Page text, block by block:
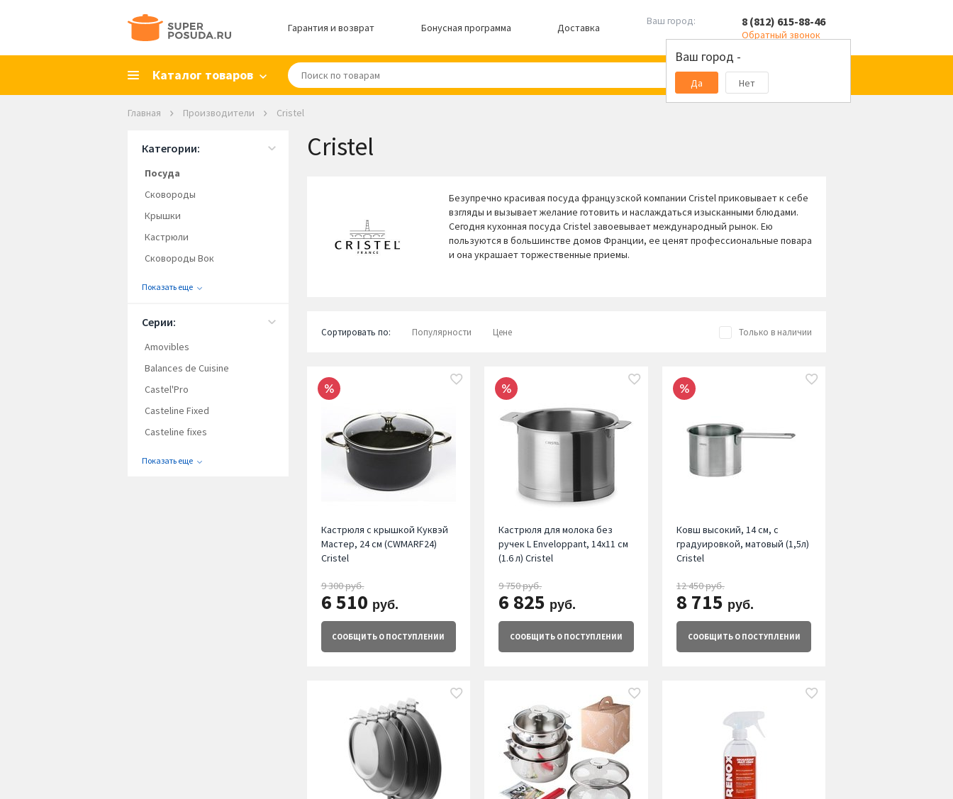
Гарантия и возврат Бонусная программа Доставка
Ваш город:
Ваш город -
Да Нет
8 (812) 615-88-46
Обратный звонок
Каталог товаров
Главная Производители Cristel
Cristel
Безупречно красивая посуда французской компании Cristel приковывает к себе
взгляды и вызывает желание готовить и наслаждаться изысканными блюдами.
Сегодня кухонная посуда Cristel завоевывает международный рынок. Ею
пользуются в большинстве домов Франции, ее ценят профессиональные повара
и она украшает торжественные приемы.
Сортировать по: Популярности Цене Только в наличии
Кастрюля с крышкой Куквэй
Мастер, 24 см (CWMARF24)
Cristel
9 300руб.
6 510 руб.
СООБЩИТЬ О ПОСТУПЛЕНИИ
Кастрюля для молока без
ручек L Enveloppant, 14х11 см
(1.6 л) Cristel
9 750руб.
6 825 руб.
СООБЩИТЬО ПОСТУПЛЕНИИ
Ковш высокий, 14 см, с
градуировкой, матовый (1,5л)
Cristel
12 450руб.
8 715 руб.
СООБЩИТЬО ПОСТУПЛЕНИИ
Категории:
Посуда
Сковороды
Крышки
Кастрюли
Сковороды Вок
Показать еще
Серии:
Amovibles
Balances de Cuisine
Castel'Pro
Casteline Fixed
Casteline fixes
Показать еще